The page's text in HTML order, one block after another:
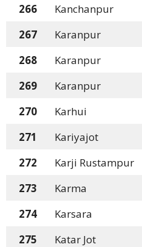
266
Kanchanpur
267
Karanpur
268
Karanpur
269
Karanpur
270
Karhui
271
Kariyajot
272
Karji Rustampur
273
Karma
274
Karsara
275
Katar Jot